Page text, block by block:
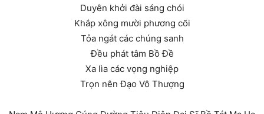
Duyên khởi đài sáng chói
Khắp xông mười phương cõi
Tỏa ngát các chúng sanh
Đều phát tâm Bồ Đề
Xa lìa các vọng nghiệp
Trọn nên Đạo Vô Thượng